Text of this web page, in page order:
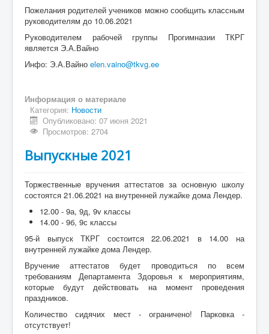
Пожелания родителей учеников можно сообщить классным
руководителям до 10.06.2021
Руководителем рабочей группы Прогимназии ТКРГ
является Э.А.Вайно
Инфо: Э.А.Вайно elen.vaino@tkvg.ee
Информация о материале
Категория: Новости
Опубликовано: 07 июня 2021
Просмотров: 2704
Выпускные 2021
Торжественные вручения аттестатов за основную школу
состоятся 21.06.2021 на внутренней лужайке дома Лендер.
12.00 - 9а, 9д, 9v классы
14.00 - 9б, 9с классы
95-й выпуск ТКРГ состоится 22.06.2021 в 14.00 на
внутренней лужайке дома Лендер.
Вручение аттестатов будет проводиться по всем
требованиям Департамента Здоровья к мероприятиям,
которые будут действовать на момент проведения
праздников.
Количество сидячих мест - ограничено! Парковка -
отсутствует!